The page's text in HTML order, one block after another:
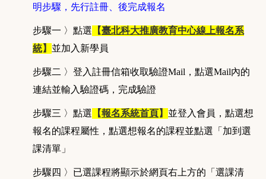
明步驟，先行註冊、後完成報名
步驟一 〉點選 【臺北科大推廣教育中心線上報名系
統】 並加入新學員
步驟二 〉登入註冊信箱收取驗證Mail，點選Mail內的
連結並輸入驗證碼，完成驗證
步驟三 〉點選 【報名系統首頁】 並登入會員，點選想
報名的課程屬性，點選想報名的課程並點選「加到選
課清單」
步驟四 〉已選課程將顯示於網頁右上方的「選課清